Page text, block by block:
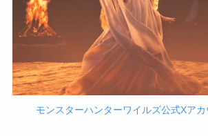
モンスターハンターワイルズ公式Xアカ